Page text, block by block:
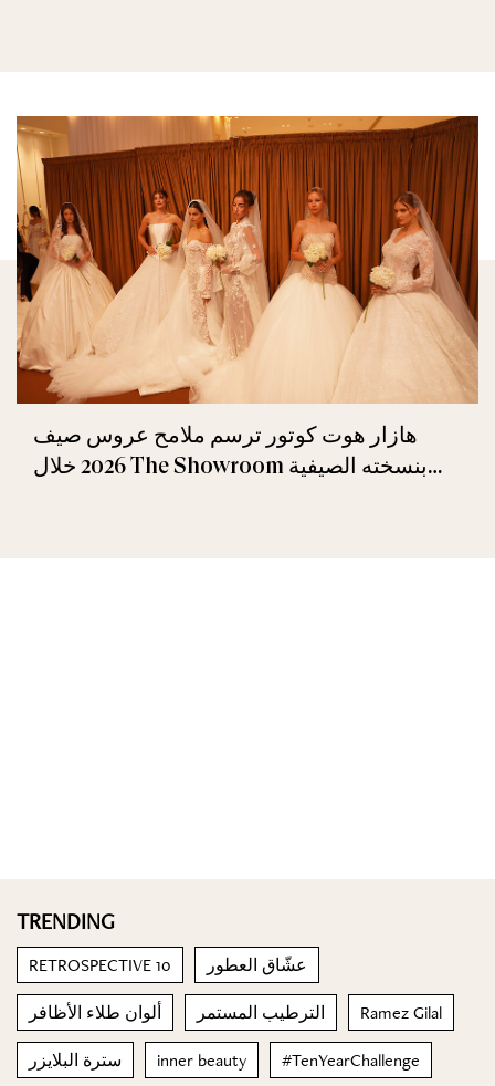
هازار هوت كوتور ترسم ملامح عروس صيف
2026 خلال The Showroom بنسخته الصيفية
TRENDING
RETROSPECTIVE 10 عشّاق العطور
ألوان طلاء الأظافر الترطيب المستمر Ramez Gilal
سترة البلايزر inner beauty #TenYearChallenge